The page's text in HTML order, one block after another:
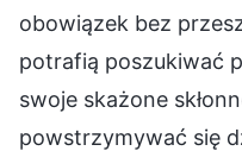
obowiązek bez
potrafią poszukiwać
swoje skażone
powstrzymywać się